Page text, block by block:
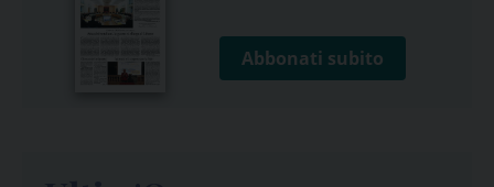
Abbonati subito